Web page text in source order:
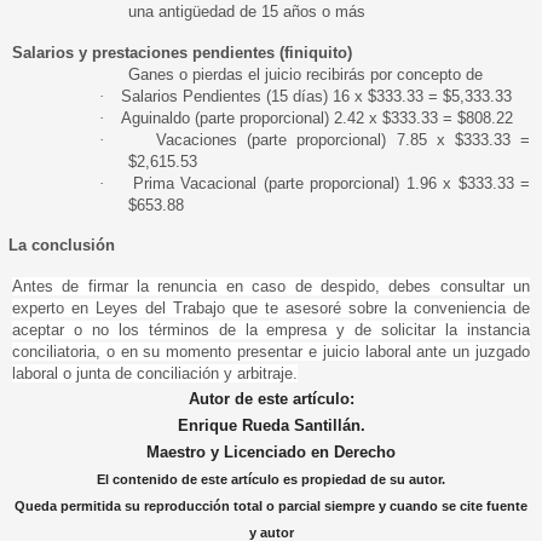
una antigüedad de 15 años o más
Salarios y prestaciones pendientes (finiquito)
Ganes o pierdas el juicio recibirás por concepto de
·
Salarios Pendientes (15 días) 16 x $333.33 = $5,333.33
·
Aguinaldo (parte proporcional) 2.42 x $333.33 = $808.22
·
Vacaciones (parte proporcional) 7.85 x $333.33 =
$2,615.53
·
Prima Vacacional (parte proporcional) 1.96 x $333.33 =
$653.88
La conclusión
Antes de firmar la renuncia en caso de despido, debes consultar un
experto en Leyes del Trabajo que te asesoré sobre la conveniencia de
aceptar o no los términos de la empresa y de solicitar la instancia
conciliatoria, o en su momento presentar e juicio laboral ante un juzgado
laboral o junta de conciliación y arbitraje.
Autor de este artículo:
Enrique Rueda Santillán.
Maestro y Licenciado en Derecho
El contenido de este artículo es propiedad de su autor.
Queda permitida su reproducción total o parcial siempre y cuando se cite fuente
y autor